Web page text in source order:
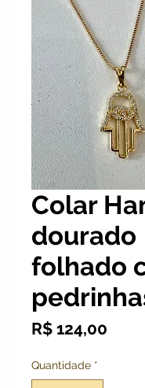
Colar
dourado
folhado
R$ 124,00
Quantidade *